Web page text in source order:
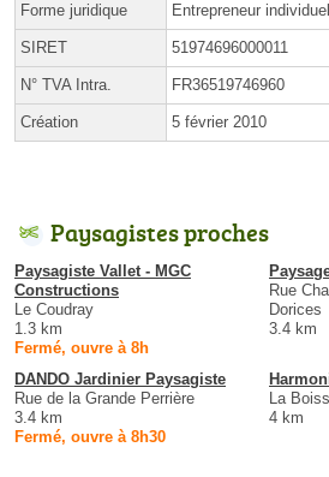
Forme juridique Entrepreneur individuel
SIRET 51974696000011
N° TVA Intra. FR36519746960
Création 5 février 2010
Paysagistes proches
Paysagiste Vallet - MGC
Constructions
Le Coudray
1.3 km
Fermé, ouvre à 8h
Rue
Dorices
3.4 km
DANDO Jardinier Paysagiste
Rue de la Grande Perrière
3.4 km
Fermé, ouvre à 8h30
La
4 km